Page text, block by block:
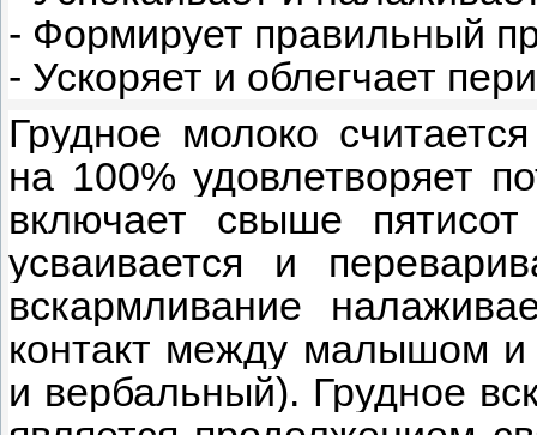
- Формирует правильный
- Ускоряет и облегчает
Грудное молоко
на 100% удовлетворяет
включает свыше пятисот
усваивается и
вскармливание
контакт между малышом
и вербальный). Грудное